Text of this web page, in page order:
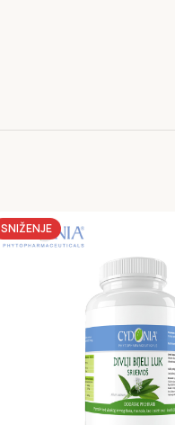
SNIŽENJE